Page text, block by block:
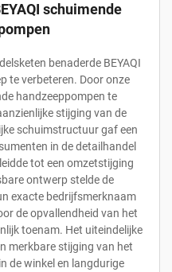
schuimende
benaderde BEYAQI
te verbeteren. Door onze
handzeeppompen te
stijging van de
schuimstructuur gaf een
in de detailhandel
tot een omzetstijging
ontwerp stelde de
exacte bedrijfsmerknaam
de opvallendheid van het
toenam. Het uiteindelijke
merkbare stijging van het
de winkel en langdurige